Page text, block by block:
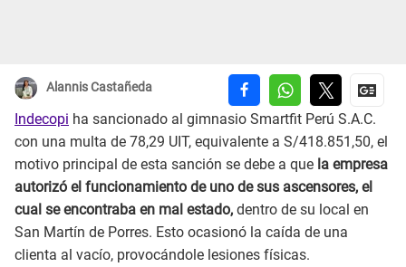
Alannis Castañeda
Indecopi ha sancionado al gimnasio Smartfit Perú S.A.C.
con una multa de 78,29 UIT, equivalente a S/418.851,50, el
motivo principal de esta sanción se debe a que la empresa
autorizó el funcionamiento de uno de sus ascensores, el
cual se encontraba en mal estado, dentro de su local en
San Martín de Porres. Esto ocasionó la caída de una
clienta al vacío, provocándole lesiones físicas.